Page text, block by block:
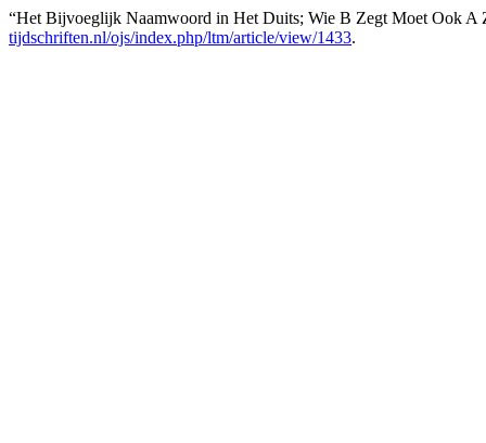
“Het Bijvoeglijk Naamwoord in Het Duits; Wie B Zegt Moet Ook A
tijdschriften.nl/ojs/index.php/ltm/article/view/1433.